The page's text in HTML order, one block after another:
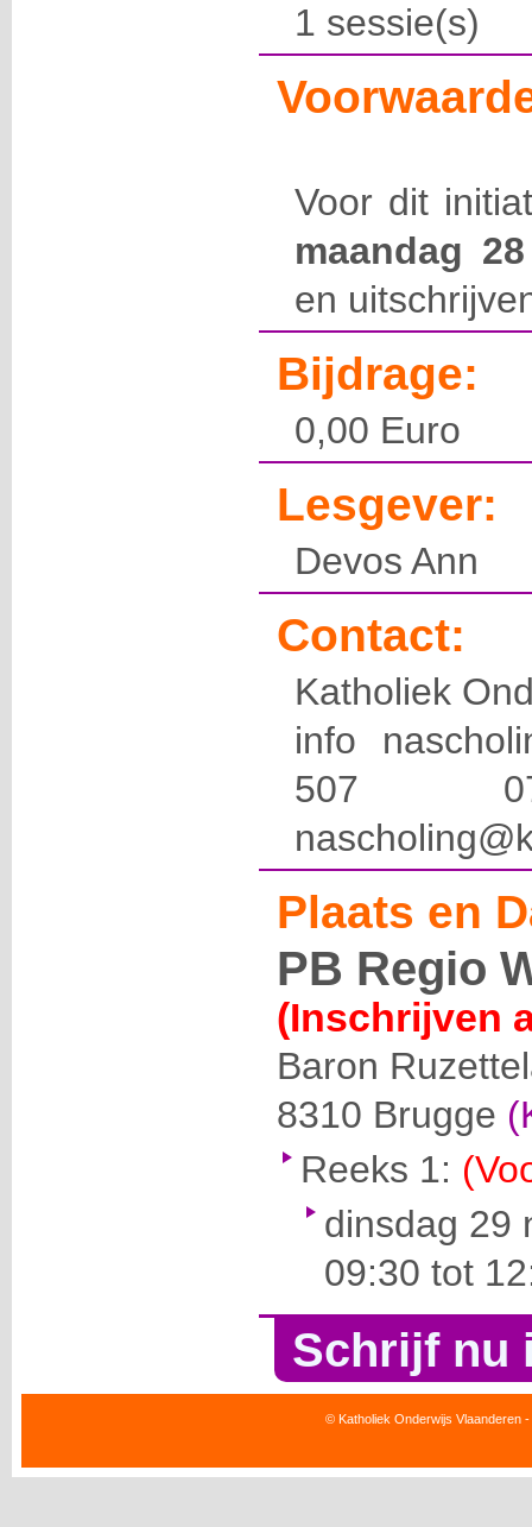
1 sessie(s)
Voor dit
maandag
en
Bijdrage:
0,00 Euro
Lesgever:
Devos Ann
Contact:
Katholiek
info
507
Plaats en
PB Regio
(Inschrijven
Baron
8310 Brugge
Reeks 1:
dinsdag 29
09:30 tot
Schrijf nu
© Katholiek Onderwijs Vlaanderen